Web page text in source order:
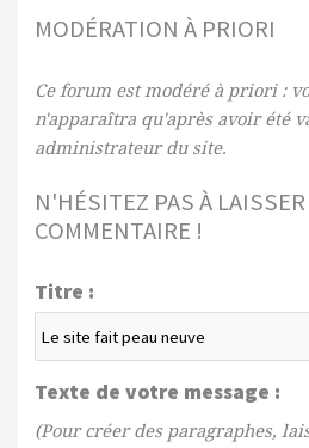
MODÉRATION À PRIORI
Ce forum est modéré à priori :
n'apparaîtra qu'après avoir été
administrateur du site.
N'HÉSITEZ PAS À
COMMENTAIRE !
Titre :
Texte de votre message :
(Pour créer des paragraphes,